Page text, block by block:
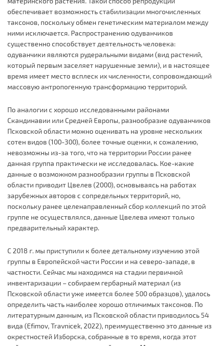
обеспечивает возможность стабилизации многочисленных
таксонов, поскольку обмен генетическим материалом между
ними исключается. Распространению одуванчиков
существенно способствует деятельность человека:
одуванчики являются рудеральными видами (вид растений,
который первым заселяет нарушенные земли), и в настоящее
время имеет место всплеск их численности, сопровождающий
массовую антропогенную трансформацию территорий.
По аналогии с хорошо исследованными районами
Скандинавии или Средней Европы, разнообразие одуванчиков
Псковской области можно оценивать на уровне нескольких
сотен видов (100-300), более точные оценки, к сожалению,
невозможны из-за того, что на территории России ранее
данная группа практически не исследовалась. Кое-какие
данные о возможном разнообразии группы в Псковской
области приводит Цвелев (2000), основываясь на работах
зарубежных авторов с сопредельных территорий, но,
поскольку ранее целенаправленный сбор коллекций по этой
группе не осуществлялся, данные Цвелева имеют только
предварительный характер.
С 2018 г. мы приступили к более детальному изучению этой
группы в Европейской части России и на северо-западе, в
частности. Сейчас мы находимся на стадии первичной
инвентаризации – собираем гербарный материал (из
Псковской области уже имеется более 500 образцов), удалось
определить часть наиболее хорошо отличимых таксонов. По
литературным данным, из Псковской области приводилось 54
вида (Efimov, Travnicek, 2022), преимущественно это данные из
окрестностей Изборска, собранные в то время, когда этот